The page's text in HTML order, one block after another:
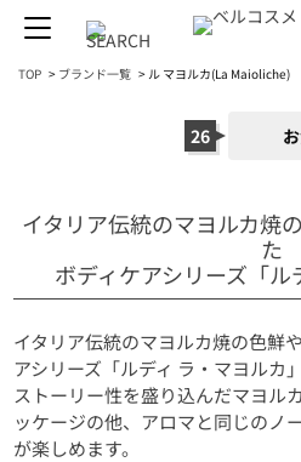
TOP > ブランド一覧 >ル マヨルカ(La Maioliche)
26
イタリア伝統のマヨルカ焼
た
ボディケアシリーズ「ル
イタリア伝統のマヨルカ焼の色鮮
アシリーズ「ルディ ラ・マヨルカ」
ストーリー性を盛り込んだマヨル
ッケージの他、アロマと同じのノ
が楽しめます。